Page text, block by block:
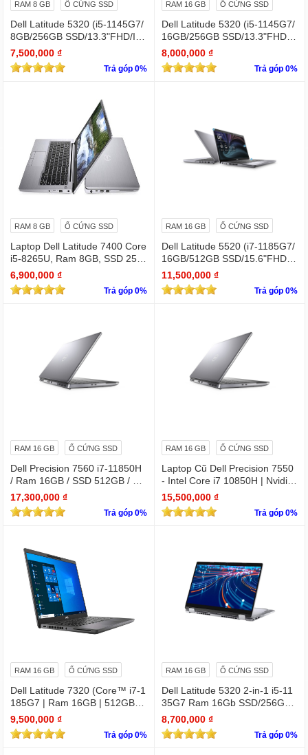
RAM 8 GB Ổ CỨNG SSD
Dell Latitude 5320 (i5-1145G7/
8GB/256GB SSD/13.3"FHD/Iris
Xe Graphics/Win11Pro)
7,500,000 ₫
Trả góp 0%
RAM 16 GB Ổ CỨNG SSD
Dell Latitude 5320 (i5-1145G7/
16GB/256GB SSD/13.3"FHD/Iri
s Xe Graphics/Win11Pro)
8,000,000 ₫
Trả góp 0%
RAM 8 GB Ổ CỨNG SSD
Laptop Dell Latitude 7400 Core
i5-8265U, Ram 8GB, SSD 256
GB, 14 Inch FHD silver
6,900,000 ₫
Trả góp 0%
RAM 16 GB Ổ CỨNG SSD
Dell Latitude 5520 (i7-1185G7/
16GB/512GB SSD/15.6"FHD/Iri
s Xe Graphics/Win11Pro)
11,500,000 ₫
Trả góp 0%
RAM 16 GB Ổ CỨNG SSD
Dell Precision 7560 i7-11850H
/ Ram 16GB / SSD 512GB / Mà
n 15.6″ IPS FullHD 1920×1080
/ VGA Quadro T1200 4GB GD
DR6
17,300,000 ₫
Trả góp 0%
RAM 16 GB Ổ CỨNG SSD
Laptop Cũ Dell Precision 7550
- Intel Core i7 10850H | Nvidia
Quadro T2000
15,500,000 ₫
Trả góp 0%
RAM 16 GB Ổ CỨNG SSD
Dell Latitude 7320 (Core™ i7-1
185G7 | Ram 16GB | 512GB S
SD | 13.3 inch FHD)
9,500,000 ₫
Trả góp 0%
RAM 16 GB Ổ CỨNG SSD
Dell Latitude 5320 2-in-1 i5-11
35G7 Ram 16Gb SSD/256GB
13.3″ FHD X360 Touch
8,700,000 ₫
Trả góp 0%